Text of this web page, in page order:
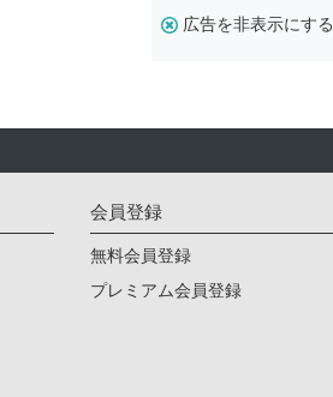
広告を非表示にする
会員登録
無料会員登録
プレミアム会員登録